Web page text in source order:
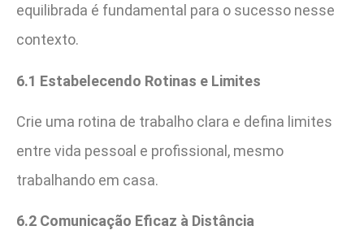
equilibrada é fundamental para o sucesso nesse
contexto.
6.1 Estabelecendo Rotinas e Limites
Crie uma rotina de trabalho clara e defina limites
entre vida pessoal e profissional, mesmo
trabalhando em casa.
6.2 Comunicação Eficaz à Distância